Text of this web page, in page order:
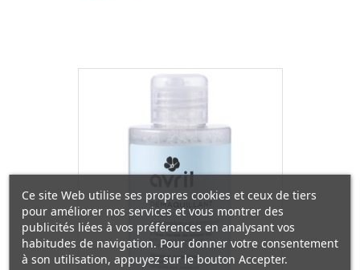
Ce site Web utilise ses propres cookies et ceux de tiers
pour améliorer nos services et vous montrer des
publicités liées à vos préférences en analysant vos
habitudes de navigation. Pour donner votre consentement
à son utilisation, appuyez sur le bouton Accepter.